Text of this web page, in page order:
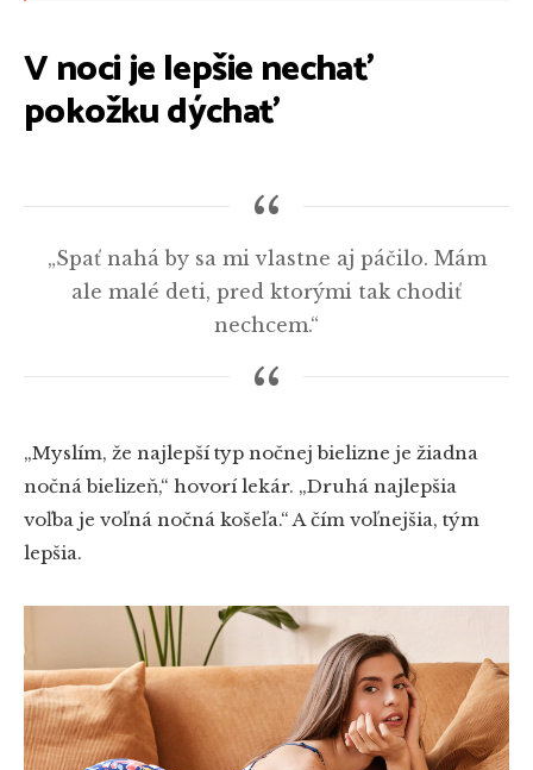
V noci je lepšie nechať
pokožku dýchať
„Spať nahá by sa mi vlastne aj páčilo. Mám
ale malé deti, pred ktorými tak chodiť
nechcem.“
„Myslím, že najlepší typ nočnej bielizne je žiadna
nočná bielizeň,“ hovorí lekár. „Druhá najlepšia
voľba je voľná nočná košeľa.“ A čím voľnejšia, tým
lepšia.